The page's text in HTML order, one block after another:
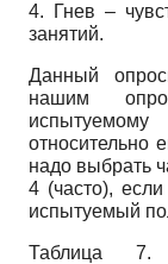
4. Гнев –
занятий.
Данный
нашим
относительно
надо выбрать
4 (часто),
испытуемый
Таблица